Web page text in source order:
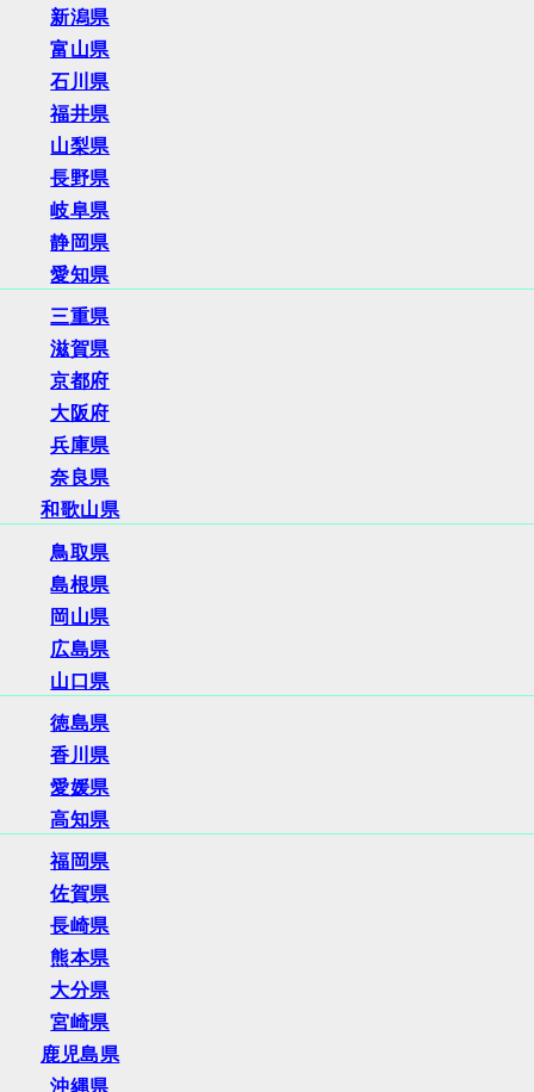
新潟県
富山県
石川県
福井県
山梨県
長野県
岐阜県
静岡県
愛知県
三重県
滋賀県
京都府
大阪府
兵庫県
奈良県
和歌山県
鳥取県
島根県
岡山県
広島県
山口県
徳島県
香川県
愛媛県
高知県
福岡県
佐賀県
長崎県
熊本県
大分県
宮崎県
鹿児島県
沖縄県